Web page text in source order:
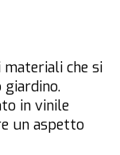
materiali che si
in vinile
un aspetto